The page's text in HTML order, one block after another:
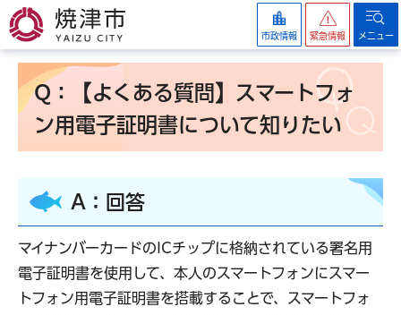
焼津市
市政情報 緊急情報 メニュー
Q：【よくある質問】スマートフォ
ン用電子証明書について知りたい
A：回答
マイナンバーカードのICチップに格納されている署名用
電子証明書を使用して、本人のスマートフォンにスマー
トフォン用電子証明書を搭載することで、スマートフォ